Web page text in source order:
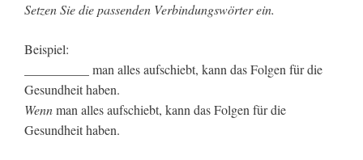
Setzen Sie die passenden Verbindungswörter ein.
Beispiel:
__________ man alles aufschiebt, kann das Folgen für die
Gesundheit haben.
Wennman alles aufschiebt, kann das Folgen für die
Gesundheit haben.